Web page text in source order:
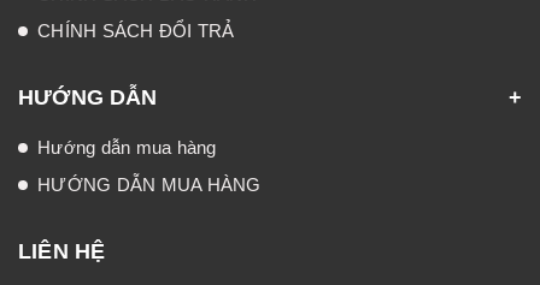
CHÍNH SÁCH ĐỔI TRẢ
HƯỚNG DẪN
Hướng dẫn mua hàng
HƯỚNG DẪN MUA HÀNG
LIÊN HỆ